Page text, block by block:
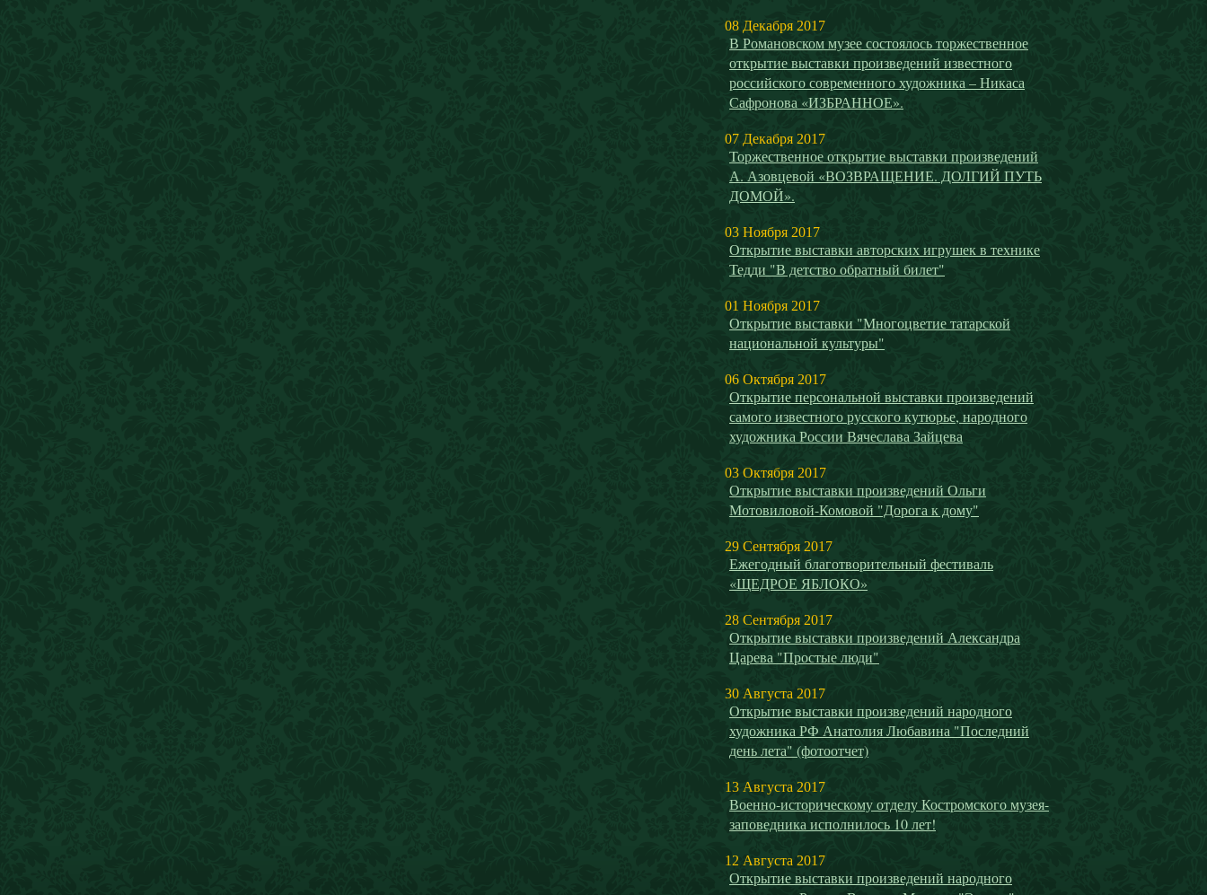
08 Декабря 2017
В Романовском музее состоялось торжественное
открытие выставки произведений известного
российского современного художника – Никаса
Сафронова «ИЗБРАННОЕ».
07 Декабря 2017
Торжественное открытие выставки произведений
А. Азовцевой «ВОЗВРАЩЕНИЕ. ДОЛГИЙ ПУТЬ
ДОМОЙ».
03 Ноября 2017
Открытие выставки авторских игрушек в технике
Тедди "В детство обратный билет"
01 Ноября 2017
Открытие выставки "Многоцветие татарской
национальной культуры"
06 Октября 2017
Открытие персональной выставки произведений
самого известного русского кутюрье, народного
художника России Вячеслава Зайцева
03 Октября 2017
Открытие выставки произведений Ольги
Мотовиловой-Комовой "Дорога к дому"
29 Сентября 2017
Ежегодный благотворительный фестиваль
«ЩЕДРОЕ ЯБЛОКО»
28 Сентября 2017
Открытие выставки произведений Александра
Царева "Простые люди"
30 Августа 2017
Открытие выставки произведений народного
художника РФ Анатолия Любавина "Последний
день лета" (фотоотчет)
13 Августа 2017
Военно-историческому отделу Костромского музея-
заповедника исполнилось 10 лет!
12 Августа 2017
Открытие выставки произведений народного